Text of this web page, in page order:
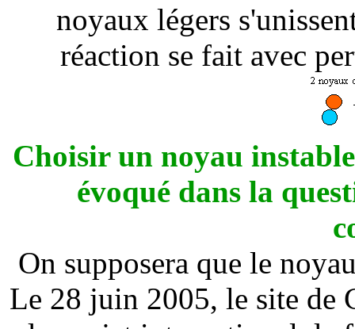
noyaux légers
réaction se fait avec
Choisir un noyau
évoqué dans la
On supposera que le
Le 28 juin 2005, le site de